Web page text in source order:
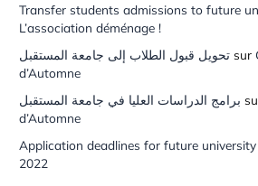
Transfer students admissions to future
L’association déménage !
تحويل قبول الطلاب إلى جامعة المستقبل sur
d’Automne
برامج الدراسات العليا في جامعة المستقبل
d’Automne
Application deadlines for future university
2022